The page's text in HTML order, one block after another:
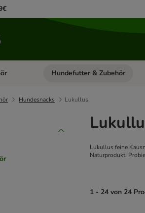
Kategorie-Menü öffnen:
Hundefutter & Zubehör
Hundesnacks Lukullus
Lukullus feine
Naturprodukt.
1 - 24 von 24